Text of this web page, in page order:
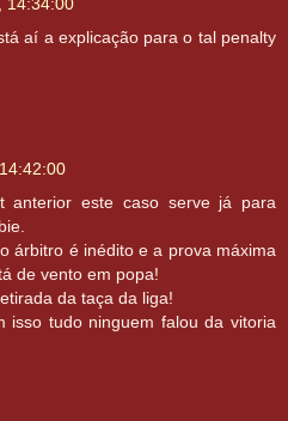
aí a explicação para o tal penalty
anterior este caso serve já para
árbitro é inédito e a prova máxima
de vento em popa!
da taça da liga!
isso tudo ninguem falou da vitoria